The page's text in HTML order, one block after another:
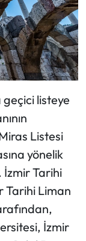
geçici listeye
Listesi
yönelik
İzmir Tarihi
Tarihi Liman
İzmir